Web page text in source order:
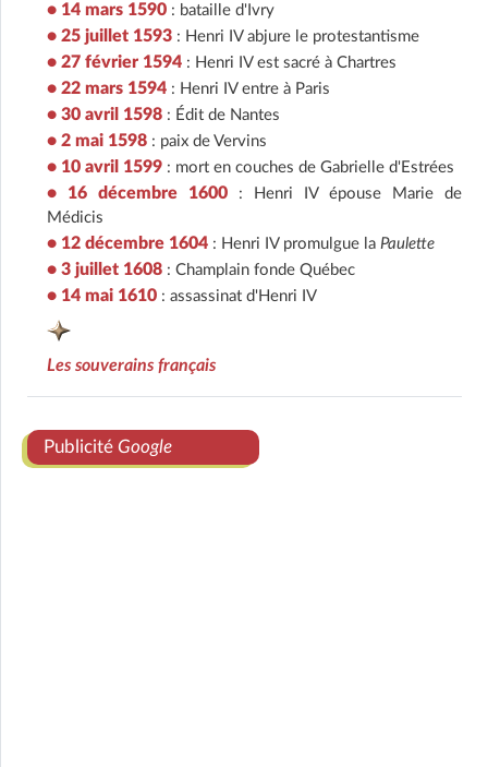
• 14 mars 1590 : bataille d'Ivry
• 25 juillet 1593 : Henri IV abjure le protestantisme
• 27 février 1594 : Henri IV est sacré à Chartres
• 22 mars 1594 : Henri IV entre à Paris
• 30 avril 1598 : Édit de Nantes
• 2 mai 1598 : paix de Vervins
• 10 avril 1599 : mort en couches de Gabrielle d'Estrées
• 16 décembre 1600 : Henri IV épouse Marie de
Médicis
• 12 décembre 1604 : Henri IV promulgue la Paulette
• 3 juillet 1608 : Champlain fonde Québec
• 14 mai 1610 : assassinat d'Henri IV
Les souverains français
Publicité Google